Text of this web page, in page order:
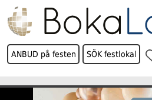
ANBUD på festen SÖK festlokal